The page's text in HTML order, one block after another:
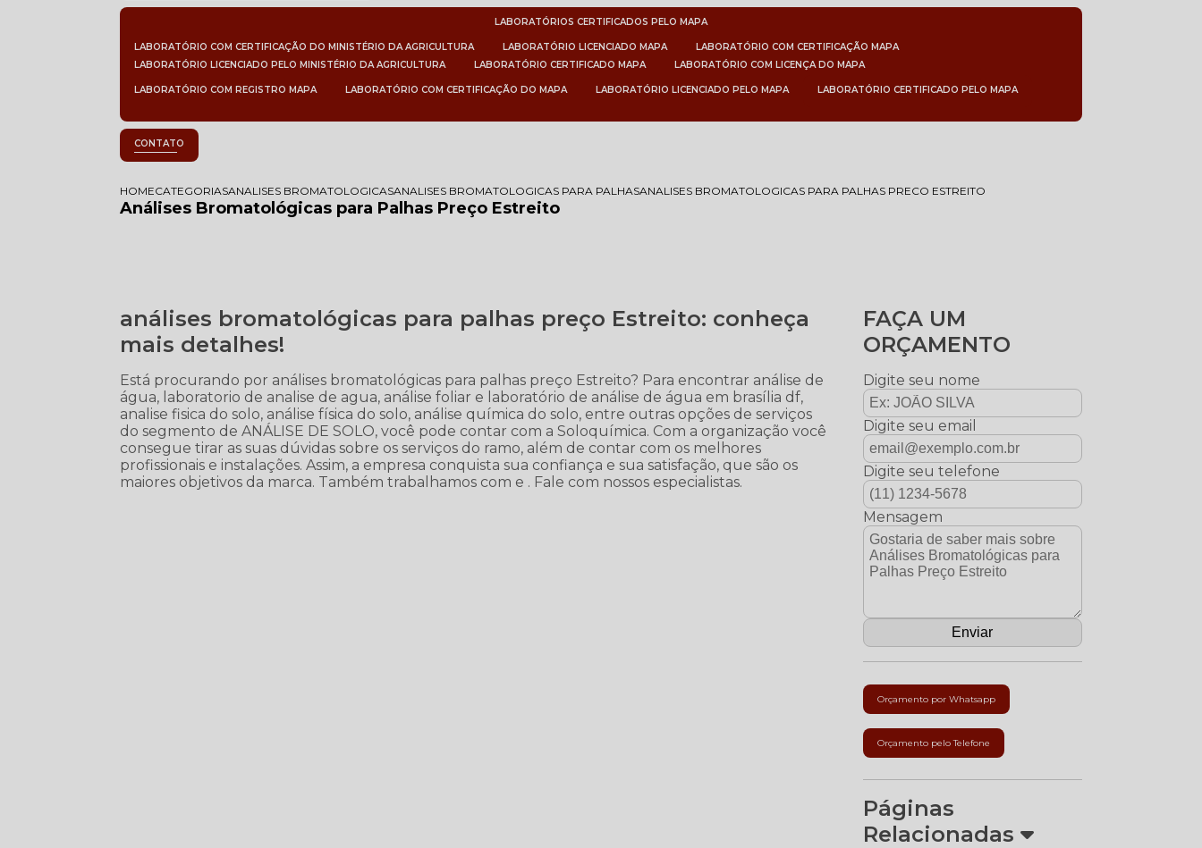
LABORATÓRIOS CERTIFICADOS PELO MAPA
LABORATÓRIO COM CERTIFICAÇÃO DO MINISTÉRIO DA AGRICULTURA LABORATÓRIO LICENCIADO MAPA
LABORATÓRIO COM CERTIFICAÇÃO MAPA
LABORATÓRIO LICENCIADO PELO MINISTÉRIO DA AGRICULTURA
LABORATÓRIO CERTIFICADO MAPA LABORATÓRIO COM LICENÇA DO MAPA
LABORATÓRIO COM REGISTRO MAPA LABORATÓRIO COM CERTIFICAÇÃO DO MAPA LABORATÓRIO LICENCIADO PELO MAPA LABORATÓRIO CERTIFICADO PELO MAPA
CONTATO
HOMECATEGORIASANALISES BROMATOLOGICASANALISES BROMATOLOGICAS PARA PALHASANALISES BROMATOLOGICAS PARA PALHAS PRECO ESTREITO
Análises Bromatológicas para Palhas Preço Estreito
análises bromatológicas para palhas preço Estreito: conheça
mais detalhes!
Está procurando por análises bromatológicas para palhas preço Estreito? Para encontrar análise de
água, laboratorio de analise de agua, análise foliar e laboratório de análise de água em brasília df,
analise fisica do solo, análise física do solo, análise química do solo, entre outras opções de serviços
do segmento de ANÁLISE DE SOLO, você pode contar com a Soloquímica. Com a organização você
consegue tirar as suas dúvidas sobre os serviços do ramo, além de contar com os melhores
profissionais e instalações. Assim, a empresa conquista sua confiança e sua satisfação, que são os
maiores objetivos da marca. Também trabalhamos com e . Fale com nossos especialistas.
FAÇA UM
ORÇAMENTO
Digite seu nome
Digite seu email
Digite seu telefone
Mensagem
Orçamento por Whatsapp
Orçamento pelo Telefone
Páginas
Relacionadas